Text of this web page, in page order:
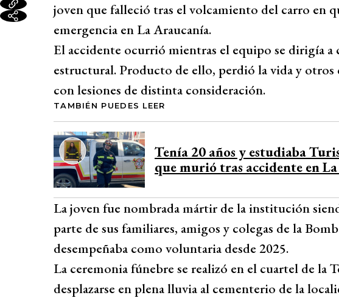
joven que falleció tras el volcamiento del carro en
emergencia en La Araucanía.
El accidente ocurrió mientras el equipo se dirigía
estructural. Producto de ello, perdió la vida y
con lesiones de distinta consideración.
TAMBIÉN PUEDES LEER
Tenía 20 años y estudiaba
que murió tras accidente en
La joven fue nombrada mártir de la institución
parte de sus familiares, amigos y colegas de la
desempeñaba como voluntaria desde 2025.
La ceremonia fúnebre se realizó en el cuartel de la
desplazarse en plena lluvia al cementerio de la